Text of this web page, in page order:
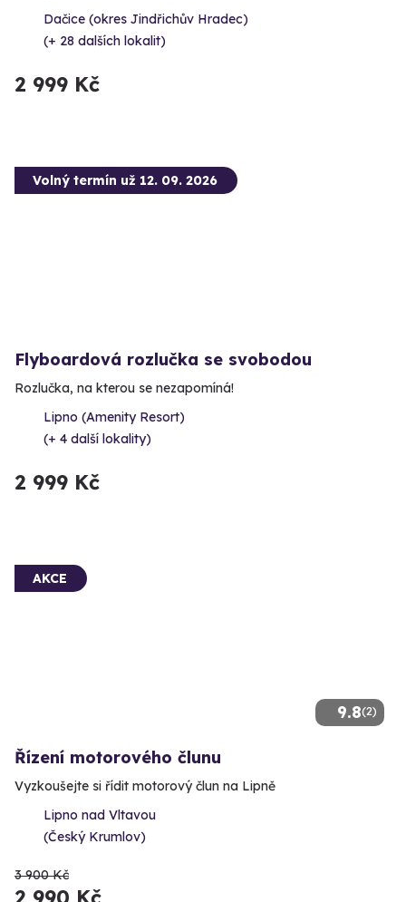
Dačice (okres Jindřichův Hradec)
(+ 28 dalších lokalit)
2 999 Kč
Volný termín už 12. 09. 2026
Flyboardová rozlučka se svobodou
Rozlučka, na kterou se nezapomíná!
Lipno (Amenity Resort)
(+ 4 další lokality)
2 999 Kč
9.8(2)
AKCE
Řízení motorového člunu
Vyzkoušejte si řídit motorový člun na Lipně
Lipno nad Vltavou
(Český Krumlov)
3 900 Kč